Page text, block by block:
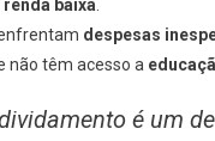
renda baixa
despesas
não têm acesso a
é um